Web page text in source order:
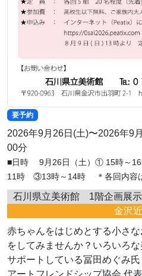
要予約
2026年9月26日(土)〜2026年
00分
■日時 9月26日（土）① 15時～16
11時 ③13時～14時 ＊各回内容は
石川県立美術館 1階企画展
金沢
赤ちゃんをはじめとする小さ
をしてみませんか？いろいろ
サポートしている冨田めぐみ